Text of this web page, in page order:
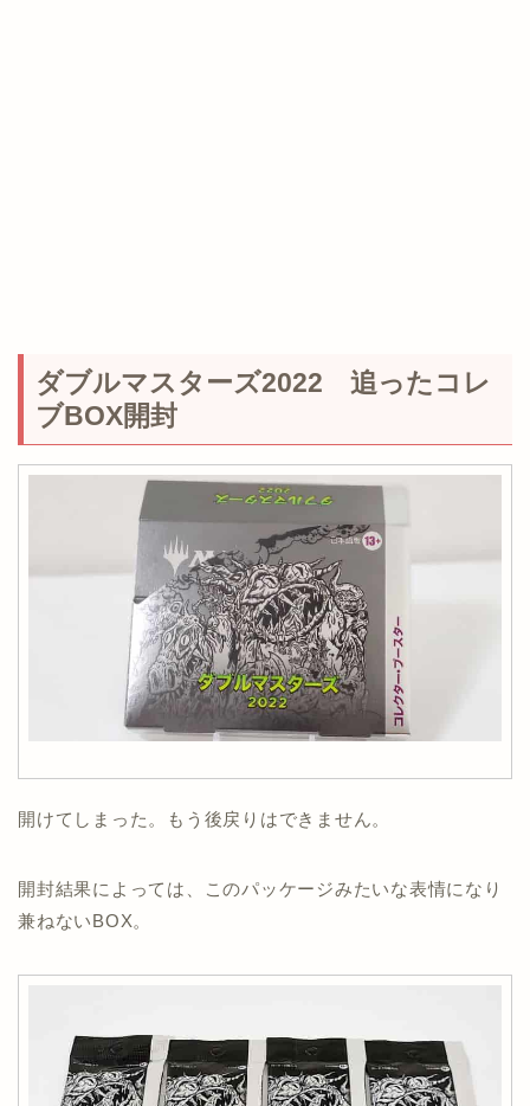
ダブルマスターズ2022 追ったコレ
ブBOX開封
開けてしまった。もう後戻りはできません。
開封結果によっては、このパッケージみたいな表情になり
兼ねないBOX。